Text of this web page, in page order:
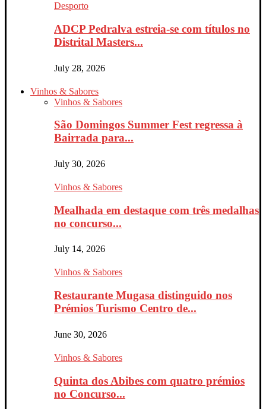
Desporto
ADCP Pedralva estreia-se com títulos no
Distrital Masters...
July 28, 2026
Vinhos & Sabores
Vinhos & Sabores
São Domingos Summer Fest regressa à
Bairrada para...
July 30, 2026
Vinhos & Sabores
Mealhada em destaque com três medalhas
no concurso...
July 14, 2026
Vinhos & Sabores
Restaurante Mugasa distinguido nos
Prémios Turismo Centro de...
June 30, 2026
Vinhos & Sabores
Quinta dos Abibes com quatro prémios
no Concurso...